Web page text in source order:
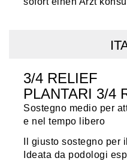
3/4 RELIEF
PLANTARI 3/4
Sostegno medio per
e nel tempo libero
Il giusto sostegno per
Ideata da podologi